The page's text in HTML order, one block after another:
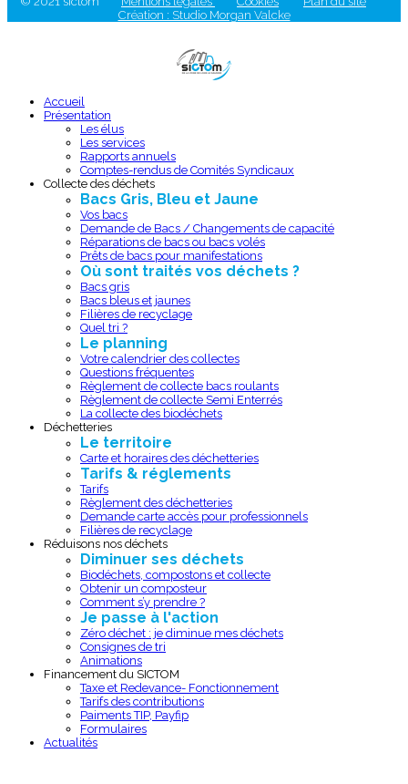
Création : Studio Morgan Valcke
Accueil
Présentation
Les élus
Les services
Rapports annuels
Comptes-rendus de Comités Syndicaux
Collecte des déchets
Bacs Gris, Bleu et Jaune
Vos bacs
Demande de Bacs / Changements de capacité
Réparations de bacs ou bacs volés
Prêts de bacs pour manifestations
Où sont traités vos déchets ?
Bacs gris
Bacs bleus et jaunes
Filières de recyclage
Quel tri ?
Le planning
Votre calendrier des collectes
Questions fréquentes
Règlement de collecte bacs roulants
Règlement de collecte Semi Enterrés
La collecte des biodéchets
Déchetteries
Le territoire
Carte et horaires des déchetteries
Tarifs & réglements
Tarifs
Règlement des déchetteries
Demande carte accès pour professionnels
Filières de recyclage
Réduisons nos déchets
Diminuer ses déchets
Biodéchets, compostons et collecte
Obtenir un composteur
Comment s’y prendre ?
Je passe à l'action
Zéro déchet : je diminue mes déchets
Consignes de tri
Animations
Financement du SICTOM
Taxe et Redevance- Fonctionnement
Tarifs des contributions
Paiments TIP, Payfip
Formulaires
Actualités